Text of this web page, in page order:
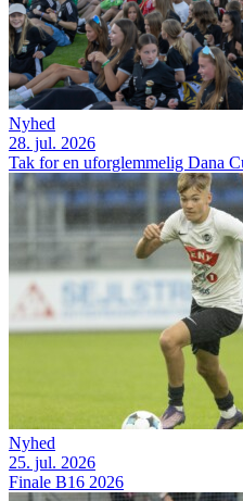
Nyhed
28. jul. 2026
Tak for en uforglemmelig Dana
Nyhed
25. jul. 2026
Finale B16 2026